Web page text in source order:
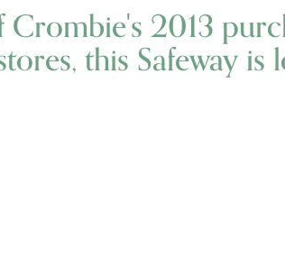
2013
this Safeway is